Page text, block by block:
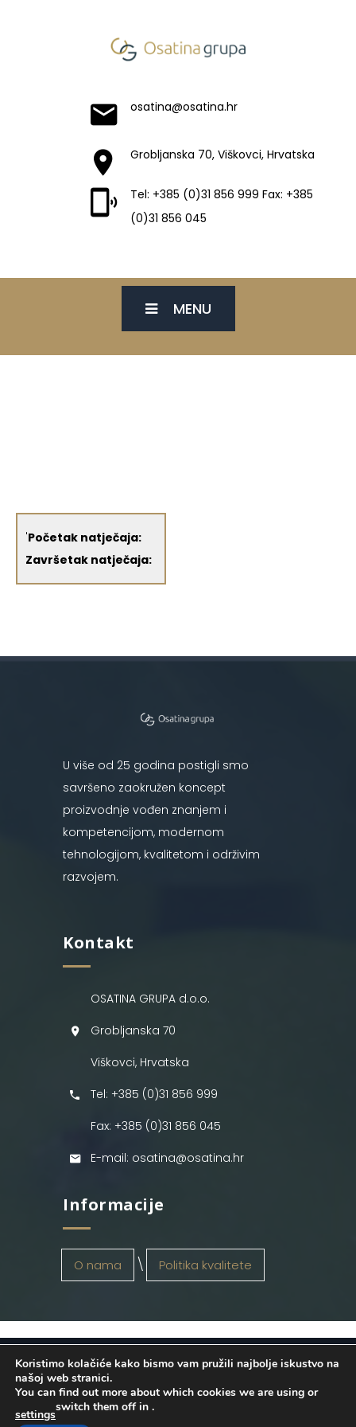
osatina@osatina.hr
Grobljanska 70, Viškovci, Hrvatska
Tel: +385 (0)31 856 999 Fax: +385
(0)31 856 045
MENU
'Početak natječaja:
Završetak natječaja:
U više od 25 godina postigli smo
savršeno zaokružen koncept
proizvodnje vođen znanjem i
kompetencijom, modernom
tehnologijom, kvalitetom i održivim
razvojem.
Kontakt
OSATINA GRUPA d.o.o.
Grobljanska 70
Viškovci, Hrvatska
Tel: +385 (0)31 856 999
Fax: +385 (0)31 856 045
E-mail: osatina@osatina.hr
Informacije
O nama Politika kvalitete
OSATINA GRUPA d.o.o. 2026
. Configured
byINFOS Osijek. Sva prava pridržana.
Koristimo kolačiće kako bismo vam pružili najbolje iskustvo na
našoj web stranici.
You can find out more about which cookies we are using or
switch them off in
settings
.